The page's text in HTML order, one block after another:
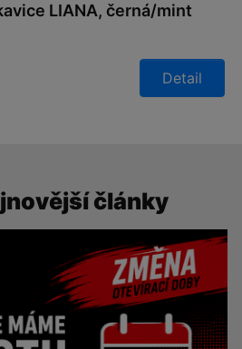
LIANA, černá/mint
Detail
články